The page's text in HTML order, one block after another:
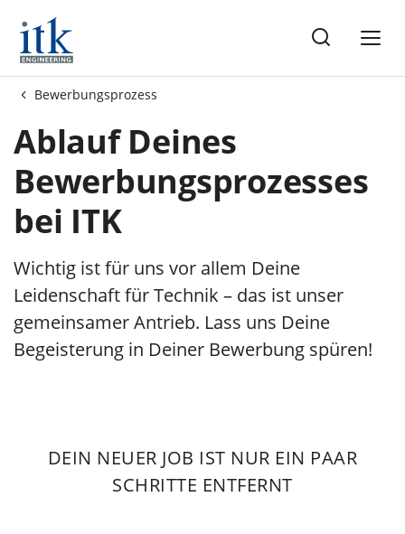
Bewerbungsprozess
Ablauf Deines
Bewerbungsprozesses
bei ITK
Wichtig ist für uns vor allem Deine
Leidenschaft für Technik – das ist unser
gemeinsamer Antrieb. Lass uns Deine
Begeisterung in Deiner Bewerbung spüren!
DEIN NEUER JOB IST NUR EIN PAAR
SCHRITTE ENTFERNT